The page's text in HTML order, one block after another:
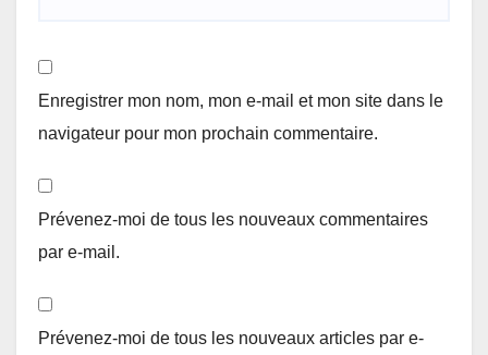
Enregistrer mon nom, mon e-mail et mon site dans le
navigateur pour mon prochain commentaire.
Prévenez-moi de tous les nouveaux commentaires
par e-mail.
Prévenez-moi de tous les nouveaux articles par e-